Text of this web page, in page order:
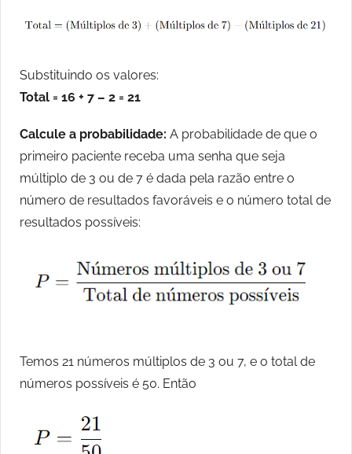
Substituindo os valores:
Total = 16 + 7 – 2 = 21
Calcule a probabilidade: A probabilidade de que o
primeiro paciente receba uma senha que seja
múltiplo de 3 ou de 7 é dada pela razão entre o
número de resultados favoráveis e o número total de
resultados possíveis:
Temos 21 números múltiplos de 3 ou 7, e o total de
números possíveis é 50. Então